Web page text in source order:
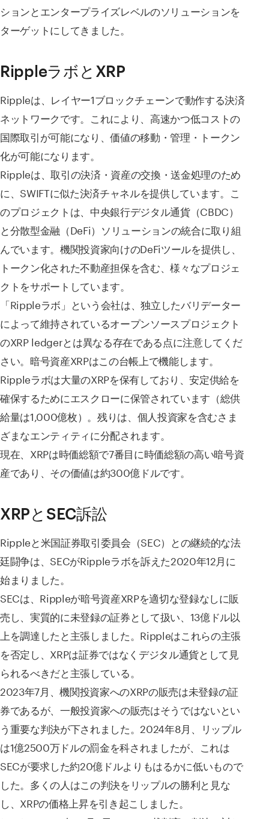
ションとエンタープライズレベルのソリューションを
ターゲットにしてきました。
RippleラボとXRP
Rippleは、レイヤー1ブロックチェーンで動作する決済
ネットワークです。これにより、高速かつ低コストの
国際取引が可能になり、価値の移動・管理・トークン
化が可能になります。
Rippleは、取引の決済・資産の交換・送金処理のため
に、SWIFTに似た決済チャネルを提供しています。こ
のプロジェクトは、中央銀行デジタル通貨（CBDC）
と分散型金融（DeFi）ソリューションの統合に取り組
んでいます。機関投資家向けのDeFiツールを提供し、
トークン化された不動産担保を含む、様々なプロジェ
クトをサポートしています。
「Rippleラボ」という会社は、独立したバリデーター
によって維持されているオープンソースプロジェクト
のXRP ledgerとは異なる存在である点に注意してくだ
さい。暗号資産XRPはこの台帳上で機能します。
Rippleラボは大量のXRPを保有しており、安定供給を
確保するためにエスクローに保管されています（総供
給量は1,000億枚）。残りは、個人投資家を含むさま
ざまなエンティティに分配されます。
現在、XRPは時価総額で7番目に時価総額の高い暗号資
産であり、その価値は約300億ドルです。
XRPとSEC訴訟
Rippleと米国証券取引委員会（SEC）との継続的な法
廷闘争は、SECがRippleラボを訴えた2020年12月に
始まりました。
SECは、Rippleが暗号資産XRPを適切な登録なしに販
売し、実質的に未登録の証券として扱い、13億ドル以
上を調達したと主張しました。Rippleはこれらの主張
を否定し、XRPは証券ではなくデジタル通貨として見
られるべきだと主張している。
2023年7月、機関投資家へのXRPの販売は未登録の証
券であるが、一般投資家への販売はそうではないとい
う重要な判決が下されました。2024年8月、リップル
は1億2500万ドルの罰金を科されましたが、これは
SECが要求した約20億ドルよりもはるかに低いもので
した。多くの人はこの判決をリップルの勝利と見な
し、XRPの価格上昇を引き起こしました。